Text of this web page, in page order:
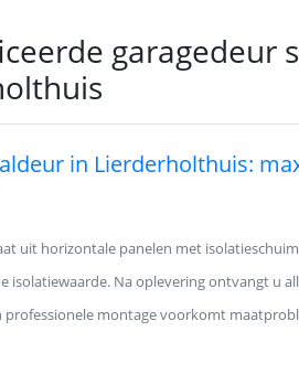
garagedeur
in Lierderholthuis:
uit horizontale panelen met
isolatiewaarde. Na oplevering ontvangt u
professionele montage voorkomt